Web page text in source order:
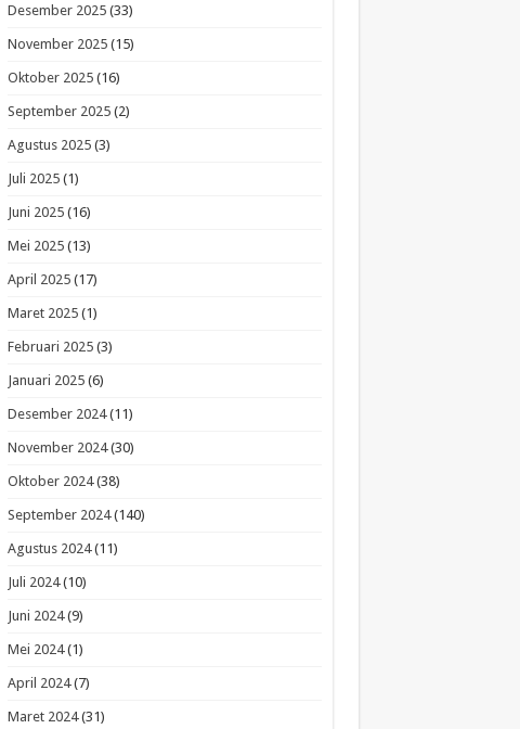
Desember 2025(33)
November 2025(15)
Oktober 2025(16)
September 2025(2)
Agustus 2025(3)
Juli 2025(1)
Juni 2025(16)
Mei 2025(13)
April 2025(17)
Maret 2025(1)
Februari 2025(3)
Januari 2025(6)
Desember 2024(11)
November 2024(30)
Oktober 2024(38)
September 2024(140)
Agustus 2024(11)
Juli 2024(10)
Juni 2024(9)
Mei 2024(1)
April 2024(7)
Maret 2024(31)